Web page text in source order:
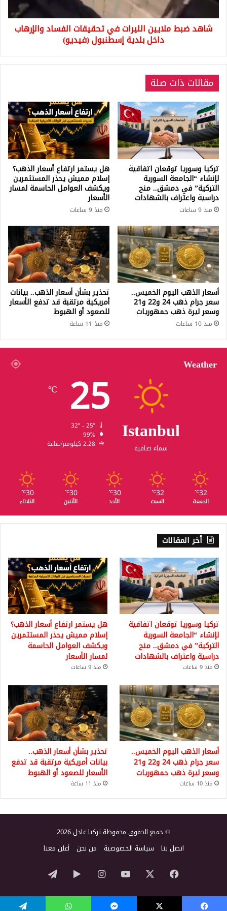
والإرهاب
داخل
بلدية
شاهد ضبط ملايين الليرات في تحقيقات الفساد والإرهاب
داخل بلدية إسطنبول (فيديو)
مقالات ذات صلة
تركيا وسوريا توقعان اتفاقية
لإنشاء “الجامعة السورية
التركية” في دمشق.. منح
دراسية واعتراف بالشهادات
منذ 9 ساعات
هل يستمر ارتفاع أسعار الذهب؟
إسلام مميش يحذر المستثمرين
ويكشف العوامل الحاسمة لمسار
الأسعار
منذ 9 ساعات
أسعار الذهب اليوم الخميس..
سعر جرام ذهب 24 و22 و21
وسعر ليرة ذهب جمهوريات
منذ 10 ساعات
تحذير بشأن أسعار الذهب.. بيانات
أمريكية مرتقبة قد تدفع الأسعار
للصعود أو الهبوط
منذ 11 ساعة
Weather
Istanbul
سماء صافية
25
℃
99%
2.28 كيلومتر/ساعة
32
℃
الجمعة
32
℃
السبت
30
℃
الأحد
30
℃
الأثنين
30
℃
الثلاثاء
أخر المقالات
تركيا وسوريا توقعان اتفاقية
لإنشاء “الجامعة السورية
التركية” في دمشق.. منح
دراسية واعتراف بالشهادات
منذ 9 ساعات
هل يستمر ارتفاع أسعار الذهب؟
إسلام مميش يحذر المستثمرين
ويكشف العوامل الحاسمة
لمسار الأسعار
منذ 9 ساعات
أسعار الذهب اليوم الخميس..
سعر جرام ذهب 24 و22 و21
وسعر ليرة ذهب جمهوريات
منذ 10 ساعات
تحذير بشأن أسعار الذهب..
بيانات أمريكية مرتقبة قد تدفع
الأسعار للصعود أو الهبوط
منذ 11 ساعة
© جميع الحقوق محفوظة تركيا عاجل 2026
اتصل بنا سياسة الخصوصية من نحن أعلن معنا
فيسبوك ‫YouTubeانستقرام‏Google
Play
تيلقرام